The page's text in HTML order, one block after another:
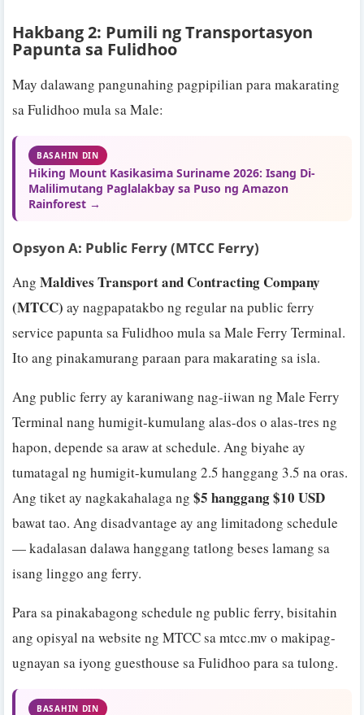
Hakbang 2: Pumili ng Transportasyon
Papunta sa Fulidhoo
May dalawang pangunahing pagpipilian para makarating
sa Fulidhoo mula sa Male:
BASAHIN DIN
Hiking Mount Kasikasima Suriname 2026: Isang Di-
Malilimutang Paglalakbay sa Puso ng Amazon
Rainforest →
Opsyon A: Public Ferry (MTCC Ferry)
Ang Maldives Transport and Contracting Company
(MTCC) ay nagpapatakbo ng regular na public ferry
service papunta sa Fulidhoo mula sa Male Ferry Terminal.
Ito ang pinakamurang paraan para makarating sa isla.
Ang public ferry ay karaniwang nag-iiwan ng Male Ferry
Terminal nang humigit-kumulang alas-dos o alas-tres ng
hapon, depende sa araw at schedule. Ang biyahe ay
tumatagal ng humigit-kumulang 2.5 hanggang 3.5 na oras.
Ang tiket ay nagkakahalaga ng $5 hanggang $10 USD
bawat tao. Ang disadvantage ay ang limitadong schedule
— kadalasan dalawa hanggang tatlong beses lamang sa
isang linggo ang ferry.
Para sa pinakabagong schedule ng public ferry, bisitahin
ang opisyal na website ng MTCC sa mtcc.mv o makipag-
ugnayan sa iyong guesthouse sa Fulidhoo para sa tulong.
BASAHIN DIN